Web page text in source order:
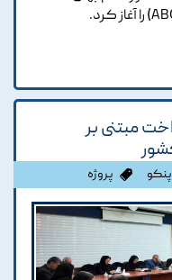
مبتنی بر
پروژه